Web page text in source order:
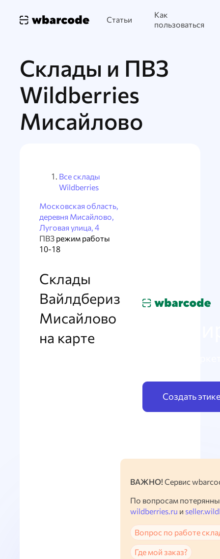
Статьи
Как
пользоваться
Склады и ПВЗ
Wildberries
Мисайлово
Все склады
Wildberries
Московская область,
деревня Мисайлово,
Луговая улица, 4
ПВЗ режим работы
10-18
Склады
Вайлдбериз
Мисайлово
на карте
Создать
ВАЖНО! Сервис
По вопросам
wildberries.ru и
Вопрос по работе
Где мой заказ?